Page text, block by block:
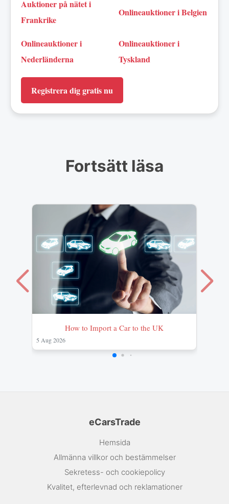
Auktioner på nätet i
Frankrike
Onlineauktioner i Belgien
Onlineauktioner i
Nederländerna
Onlineauktioner i
Tyskland
Registrera dig gratis nu
Fortsätt läsa
How to Import a Car to the UK
5 Aug 2026
eCarsTrade
Hemsida
Allmänna villkor och bestämmelser
Sekretess- och cookiepolicy
Kvalitet, efterlevnad och reklamationer